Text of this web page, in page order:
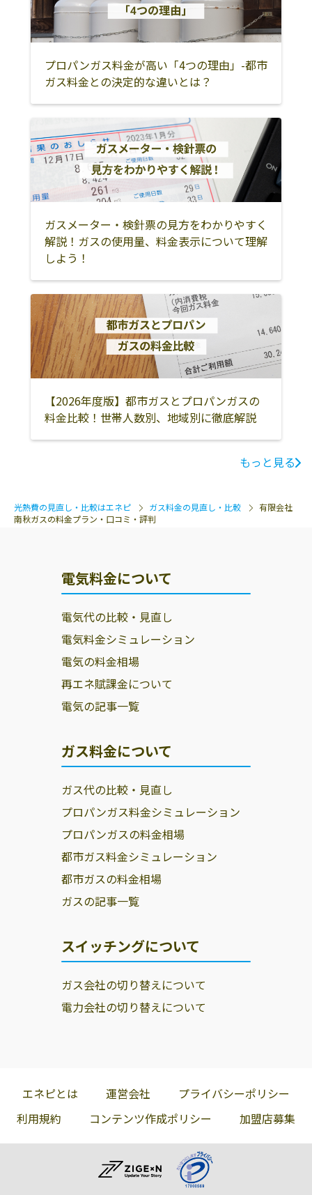
プロパンガス料金が高い「4つの理由」-都市
ガス料金との決定的な違いとは？
ガスメーター・検針票の見方をわかりやすく
解説！ガスの使用量、料金表示について理解
しよう！
【2026年度版】都市ガスとプロパンガスの
料金比較！世帯人数別、地域別に徹底解説
もっと見る
光熱費の見直し・比較はエネピ ガス料金の見直し・比較
有限会社
南秋ガスの料金プラン・口コミ・評判
電気料金について
電気代の比較・見直し
電気料金シミュレーション
電気の料金相場
再エネ賦課金について
電気の記事一覧
ガス料金について
ガス代の比較・見直し
プロパンガス料金シミュレーション
プロパンガスの料金相場
都市ガス料金シミュレーション
都市ガスの料金相場
ガスの記事一覧
スイッチングについて
ガス会社の切り替えについて
電力会社の切り替えについて
エネピとは 運営会社
プライバシーポリシー
利用規約
コンテンツ作成ポリシー 加盟店募集